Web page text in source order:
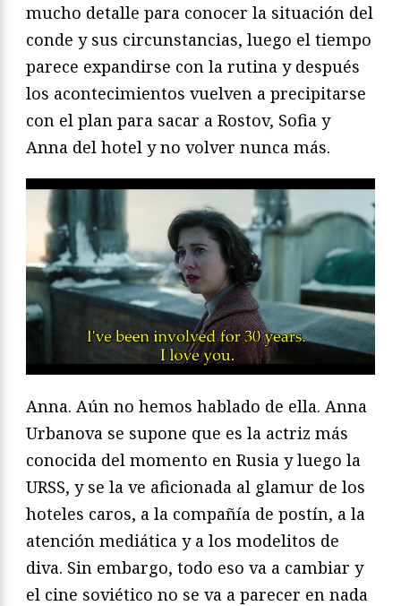
mucho detalle para conocer la situación del
conde y sus circunstancias, luego el tiempo
parece expandirse con la rutina y después
los acontecimientos vuelven a precipitarse
con el plan para sacar a Rostov, Sofia y
Anna del hotel y no volver nunca más.
Anna. Aún no hemos hablado de ella. Anna
Urbanova se supone que es la actriz más
conocida del momento en Rusia y luego la
URSS, y se la ve aficionada al glamur de los
hoteles caros, a la compañía de postín, a la
atención mediática y a los modelitos de
diva. Sin embargo, todo eso va a cambiar y
el cine soviético no se va a parecer en nada